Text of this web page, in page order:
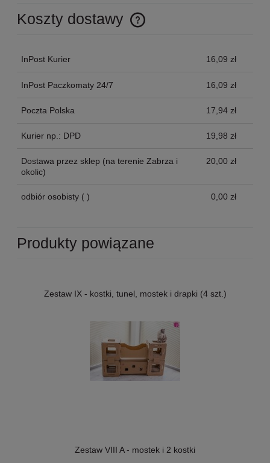
Koszty dostawy
Cena nie zawiera ewentualnych kosztów płatności
InPost Kurier 16,09 zł
InPost Paczkomaty 24/7 16,09 zł
Poczta Polska 17,94 zł
Kurier np.: DPD 19,98 zł
Dostawa przez sklep (na terenie Zabrza i
okolic)
20,00 zł
odbiór osobisty ( ) 0,00 zł
Produkty powiązane
Zestaw IX - kostki, tunel, mostek i drapki (4 szt.)
Zestaw VIII A - mostek i 2 kostki